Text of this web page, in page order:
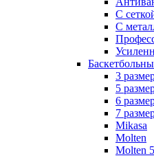
С
С
3
5
6
7
Mikasa
Molten
Molten